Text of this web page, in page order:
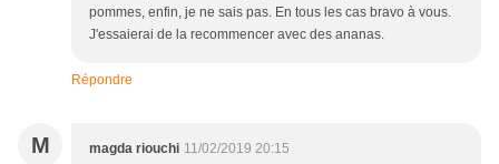
pommes, enfin, je ne sais pas. En tous les cas bravo à vous.
J'essaierai de la recommencer avec des ananas.
Répondre
M magda riouchi 11/02/2019 20:15